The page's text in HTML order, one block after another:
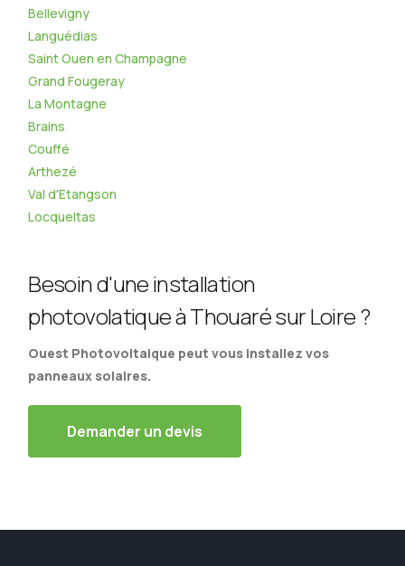
Bellevigny
Languédias
Saint Ouen en Champagne
Grand Fougeray
La Montagne
Brains
Couffé
Arthezé
Val d'Etangson
Locqueltas
Besoin d'une installation
photovolatique à Thouaré sur Loire ?
Ouest Photovoltaique peut vous installez vos
panneaux solaires.
Demander un devis